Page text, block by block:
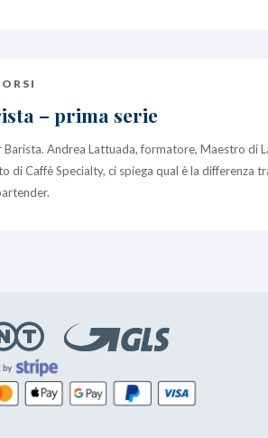
– prima serie
Barista. Andrea Lattuada, formatore, Maestro di
di Caffè Specialty, ci spiega qual è la differenza